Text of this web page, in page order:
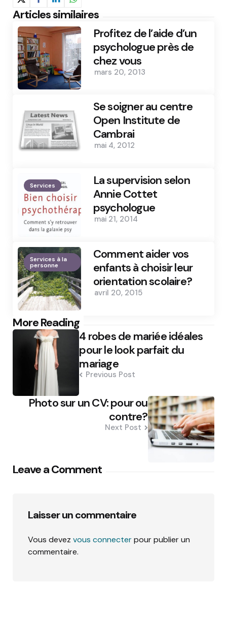
Articles similaires
Profitez de l’aide d’un
psychologue près de
chez vous
mars 20, 2013
Se soigner au centre
Open Institute de
Cambrai
mai 4, 2012
Services
La supervision selon
Annie Cottet
psychologue
mai 21, 2014
Services à la
personne
Comment aider vos
enfants à choisir leur
orientation scolaire?
avril 20, 2015
More Reading
Post
navigation
4 robes de mariée idéales
pour le look parfait du
mariage
Previous Post
Photo sur un CV: pour ou
contre?
Next Post
Leave a Comment
Laisser un commentaire
Vous devez vous connecterpour publier un
commentaire.